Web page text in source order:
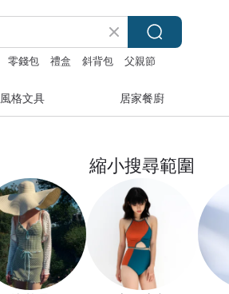
零錢包 禮盒 斜背包 父親節
風格文具 居家餐廚
縮小搜尋範圍